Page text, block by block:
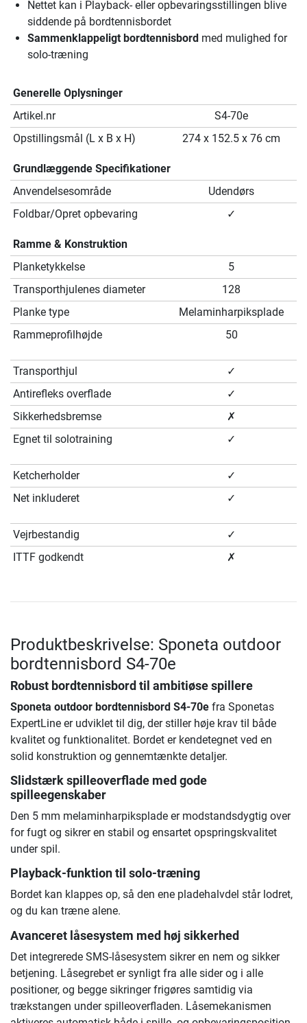
Nettet kan i Playback- eller opbevaringsstillingen blive
siddende på bordtennisbordet
Sammenklappeligt bordtennisbord med mulighed for
solo-træning
Generelle Oplysninger
Artikel.nr
S4-70e
Opstillingsmål (L x B x H)
274 x 152.5 x 76 cm
Grundlæggende Specifikationer
Anvendelsesområde
Udendørs
Foldbar/Opret opbevaring
✓
Ramme & Konstruktion
Planketykkelse
5
Transporthjulenes diameter
128
Planke type
Melaminharpiksplade
Rammeprofilhøjde
50
Transporthjul
✓
Antirefleks overflade
✓
Sikkerhedsbremse
✗
Egnet til solotraining
✓
Ketcherholder
✓
Net inkluderet
✓
Vejrbestandig
✓
ITTF godkendt
✗
Produktbeskrivelse: Sponeta outdoor
bordtennisbord S4-70e
Robust bordtennisbord til ambitiøse spillere
Sponeta outdoor bordtennisbord S4-70e fra Sponetas
ExpertLine er udviklet til dig, der stiller høje krav til både
kvalitet og funktionalitet. Bordet er kendetegnet ved en
solid konstruktion og gennemtænkte detaljer.
Slidstærk spilleoverflade med gode
spilleegenskaber
Den 5 mm melaminharpiksplade er modstandsdygtig over
for fugt og sikrer en stabil og ensartet opspringskvalitet
under spil.
Playback-funktion til solo-træning
Bordet kan klappes op, så den ene pladehalvdel står lodret,
og du kan træne alene.
Avanceret låsesystem med høj sikkerhed
Det integrerede SMS-låsesystem sikrer en nem og sikker
betjening. Låsegrebet er synligt fra alle sider og i alle
positioner, og begge sikringer frigøres samtidig via
trækstangen under spilleoverfladen. Låsemekanismen